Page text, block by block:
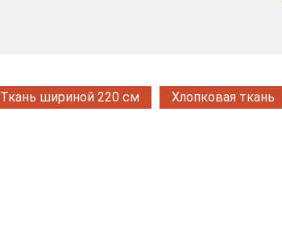
Ткань шириной 220 см Хлопковая ткань